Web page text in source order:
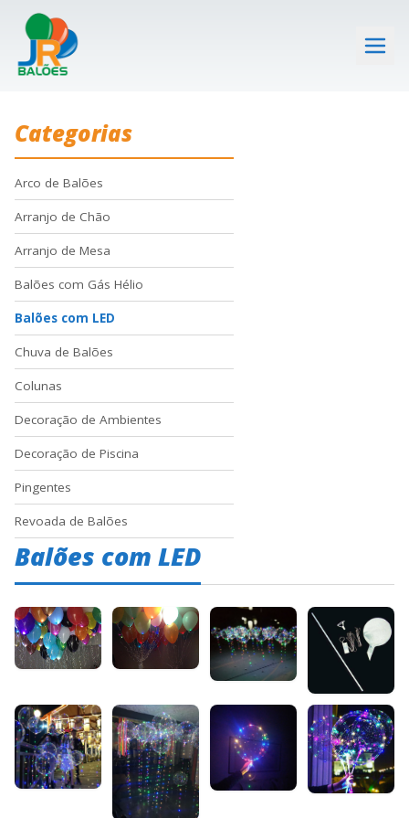
Categorias
Arco de Balões
Arranjo de Chão
Arranjo de Mesa
Balões com Gás Hélio
Balões com LED
Chuva de Balões
Colunas
Decoração de Ambientes
Decoração de Piscina
Pingentes
Revoada de Balões
Balões com LED